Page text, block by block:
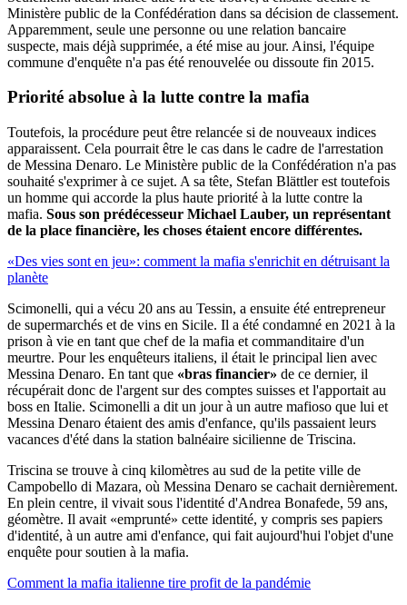
Ministère public de la Confédération dans sa décision de classement.
Apparemment, seule une personne ou une relation bancaire
suspecte, mais déjà supprimée, a été mise au jour. Ainsi, l'équipe
commune d'enquête n'a pas été renouvelée ou dissoute fin 2015.
Priorité absolue à la lutte contre la mafia
Toutefois, la procédure peut être relancée si de nouveaux indices
apparaissent. Cela pourrait être le cas dans le cadre de l'arrestation
de Messina Denaro. Le Ministère public de la Confédération n'a pas
souhaité s'exprimer à ce sujet. A sa tête, Stefan Blättler est toutefois
un homme qui accorde la plus haute priorité à la lutte contre la
mafia. Sous son prédécesseur Michael Lauber, un représentant
de la place financière, les choses étaient encore différentes.
«Des vies sont en jeu»: comment la mafia s'enrichit en détruisant la
planète
Scimonelli, qui a vécu 20 ans au Tessin, a ensuite été entrepreneur
de supermarchés et de vins en Sicile. Il a été condamné en 2021 à la
prison à vie en tant que chef de la mafia et commanditaire d'un
meurtre. Pour les enquêteurs italiens, il était le principal lien avec
Messina Denaro. En tant que «bras financier» de ce dernier, il
récupérait donc de l'argent sur des comptes suisses et l'apportait au
boss en Italie. Scimonelli a dit un jour à un autre mafioso que lui et
Messina Denaro étaient des amis d'enfance, qu'ils passaient leurs
vacances d'été dans la station balnéaire sicilienne de Triscina.
Triscina se trouve à cinq kilomètres au sud de la petite ville de
Campobello di Mazara, où Messina Denaro se cachait dernièrement.
En plein centre, il vivait sous l'identité d'Andrea Bonafede, 59 ans,
géomètre. Il avait «emprunté» cette identité, y compris ses papiers
d'identité, à un autre ami d'enfance, qui fait aujourd'hui l'objet d'une
enquête pour soutien à la mafia.
Comment la mafia italienne tire profit de la pandémie